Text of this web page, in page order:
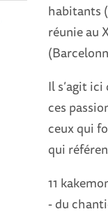
habitants
réunie au
Il s’agit
ces
ceux qui
qui
11
- du